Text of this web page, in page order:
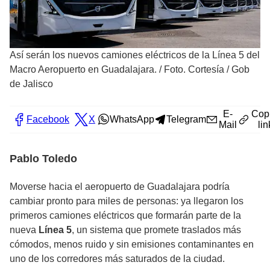
Así serán los nuevos camiones eléctricos de la Línea 5 del
Macro Aeropuerto en Guadalajara. / Foto. Cortesía / Gob
de Jalisco
Facebook X WhatsApp Telegram
E-
Mail
Pablo Toledo
Moverse hacia el aeropuerto de Guadalajara podría
cambiar pronto para miles de personas: ya llegaron los
primeros camiones eléctricos que formarán parte de la
nueva Línea 5, un sistema que promete traslados más
cómodos, menos ruido y sin emisiones contaminantes en
uno de los corredores más saturados de la ciudad.